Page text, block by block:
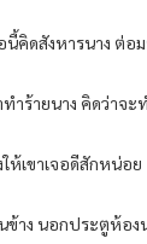
คิดสังหารนาง ต่
ร้ายนาง คิดว่าจะ
ห้เขาเจอดีสักหน่อย
ข้าง นอกประตูห้